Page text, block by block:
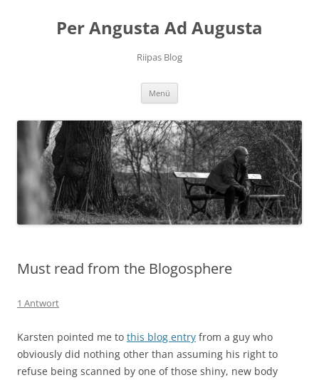
Per Angusta Ad Augusta
Riipas Blog
Menü
Must read from the Blogosphere
1 Antwort
Karsten pointed me to this blog entry from a guy who
obviously did nothing other than assuming his right to
refuse being scanned by one of those shiny, new body